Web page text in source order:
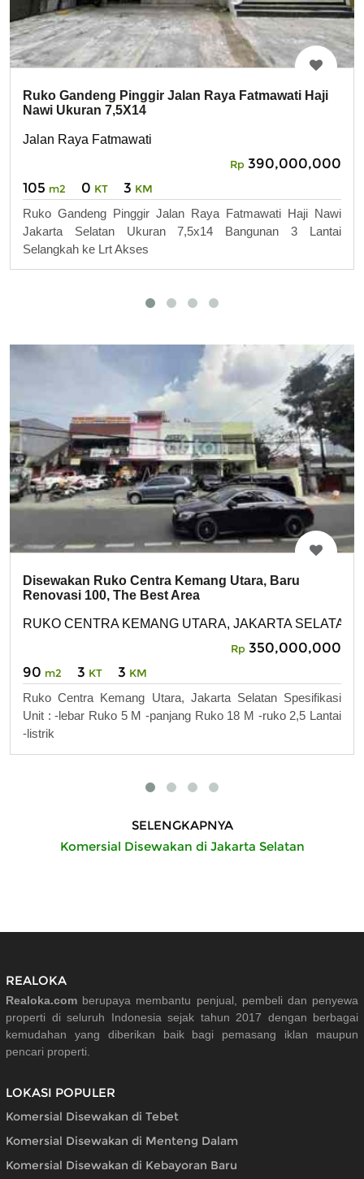
Ruko Gandeng Pinggir Jalan Raya Fatmawati Haji
Nawi Ukuran 7,5X14
Jalan Raya Fatmawati
Rp 390,000,000
105 m2 0 KT 3 KM
Ruko Gandeng Pinggir Jalan Raya Fatmawati Haji Nawi
Jakarta Selatan Ukuran 7,5x14 Bangunan 3 Lantai
Selangkah ke Lrt Akses
Disewakan Ruko Centra Kemang Utara, Baru
Renovasi 100, The Best Area
RUKO CENTRA KEMANG UTARA, JAKARTA SELATAN
Rp 350,000,000
90 m2 3 KT 3 KM
Ruko Centra Kemang Utara, Jakarta Selatan Spesifikasi
Unit : -lebar Ruko 5 M -panjang Ruko 18 M -ruko 2,5 Lantai
-listrik
SELENGKAPNYA
Komersial Disewakan di Jakarta Selatan
REALOKA
Realoka.com berupaya membantu penjual, pembeli dan penyewa
properti di seluruh Indonesia sejak tahun 2017 dengan berbagai
kemudahan yang diberikan baik bagi pemasang iklan maupun
pencari properti.
LOKASI POPULER
Komersial Disewakan di Tebet
Komersial Disewakan di Menteng Dalam
Komersial Disewakan di Kebayoran Baru